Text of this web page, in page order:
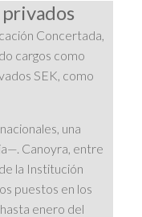
Concertada,
cargos como
SEK, como
una
Canoyra, entre
la Institución
puestos en los
enero del